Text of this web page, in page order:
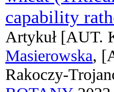
capability
Artykuł[AUT.
Masierowska,
Rakoczy-